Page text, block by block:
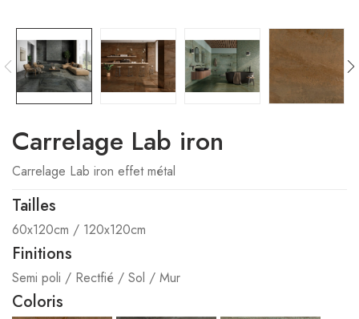
Carrelage Lab iron
Carrelage Lab iron effet métal
Tailles
60x120cm / 120x120cm
Finitions
Semi poli / Rectfié / Sol / Mur
Coloris